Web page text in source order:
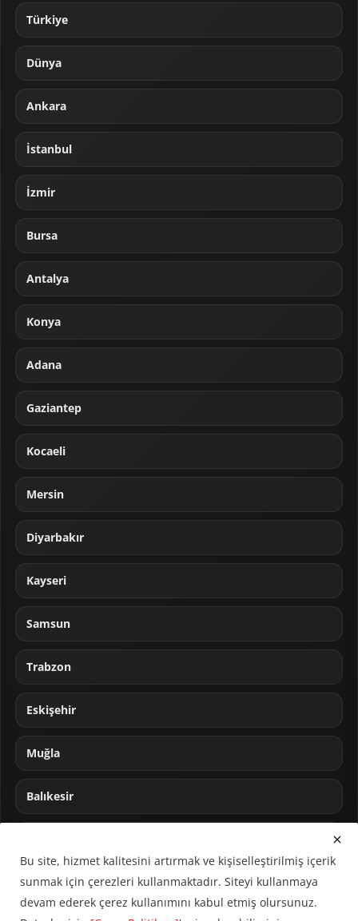
Türkiye
Dünya
Ankara
İstanbul
İzmir
Bursa
Antalya
Konya
Adana
Gaziantep
Kocaeli
Mersin
Diyarbakır
Kayseri
Samsun
Trabzon
Eskişehir
Muğla
Balıkesir
Bu site, hizmet kalitesini artırmak ve kişiselleştirilmiş içerik
sunmak için çerezleri kullanmaktadır. Siteyi kullanmaya
devam ederek çerez kullanımını kabul etmiş olursunuz.